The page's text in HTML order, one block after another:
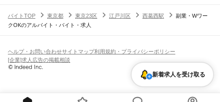
東京都すべて
東京23区すべて
江戸川区
八王子市立川市武蔵野市 昭島市調布市町田市小金井市
小平市日野市 狛江市 東大和市 清瀬市
あきる野市西東京市大島町利島村
小笠原村西多摩郡
駅を追加・変更
JR山手線
大崎駅五反田駅目黒駅恵比寿駅 代々木駅新宿駅新大久保駅
高田馬場駅
田端駅 西日暮里駅
新橋駅浜松町駅田町駅
JR南武線
職種を追加・変更
飲食・フードサービスすべて
ホールスタッフキッチンスタッフ
パン屋（ベーカリー）
バー（BAR）・バーテンダー
飲食店（店長・マネージャー）
営業テレフォンアポインター（テレアポ） ルートセールス
人気
日払いOK高校生歓迎 髪型・髪色自由
留学生・外国人活躍中
シフト
雇用形態を追加・変更
派遣社員
バイトTOP
東京都 東京23区 江戸川区 西葛西駅
副業・Wワー
クOKのアルバイト・バイト・求人
新着求人を受け取る
ヘルプ・お問い合わせサイトマップ利用規約・プライバシーポリシー
[企業]求人広告の掲載相談